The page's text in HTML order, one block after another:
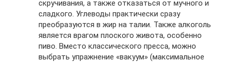
скручивания, а также отказаться от мучного и
сладкого. Углеводы практически сразу
преобразуются в жир на талии. Также алкоголь
является врагом плоского живота, особенно
пиво. Вместо классического пресса, можно
выбрать упражнение «вакуум» (максимальное